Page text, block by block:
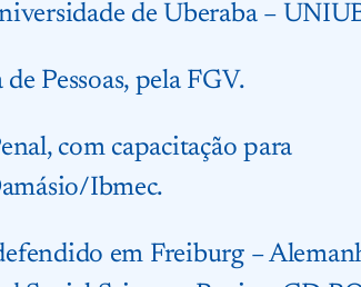
de Uberaba –
Pessoas, pela FGV.
com capacitação para
Ibmec.
em Freiburg –